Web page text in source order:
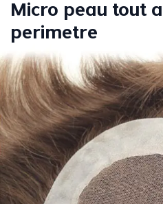
Micro peau tout
perimetre